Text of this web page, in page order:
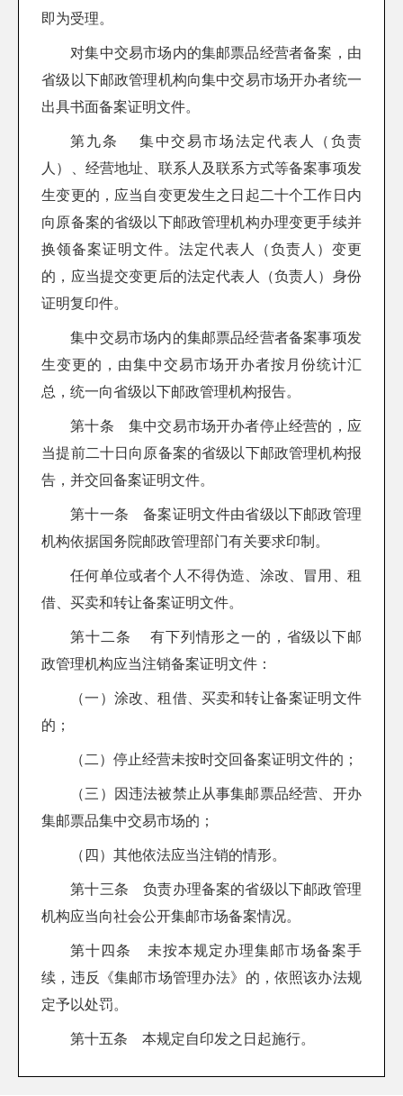
即为受理。
对集中交易市场内的集邮票品经营者备案，由
省级以下邮政管理机构向集中交易市场开办者统一
出具书面备案证明文件。
第九条 集中交易市场法定代表人（负责
人）、经营地址、联系人及联系方式等备案事项发
生变更的，应当自变更发生之日起二十个工作日内
向原备案的省级以下邮政管理机构办理变更手续并
换领备案证明文件。法定代表人（负责人）变更
的，应当提交变更后的法定代表人（负责人）身份
证明复印件。
集中交易市场内的集邮票品经营者备案事项发
生变更的，由集中交易市场开办者按月份统计汇
总，统一向省级以下邮政管理机构报告。
第十条 集中交易市场开办者停止经营的，应
当提前二十日向原备案的省级以下邮政管理机构报
告，并交回备案证明文件。
第十一条 备案证明文件由省级以下邮政管理
机构依据国务院邮政管理部门有关要求印制。
任何单位或者个人不得伪造、涂改、冒用、租
借、买卖和转让备案证明文件。
第十二条 有下列情形之一的，省级以下邮
政管理机构应当注销备案证明文件：
（一）涂改、租借、买卖和转让备案证明文件
的；
（二）停止经营未按时交回备案证明文件的；
（三）因违法被禁止从事集邮票品经营、开办
集邮票品集中交易市场的；
（四）其他依法应当注销的情形。
第十三条 负责办理备案的省级以下邮政管理
机构应当向社会公开集邮市场备案情况。
第十四条 未按本规定办理集邮市场备案手
续，违反《集邮市场管理办法》的，依照该办法规
定予以处罚。
第十五条 本规定自印发之日起施行。